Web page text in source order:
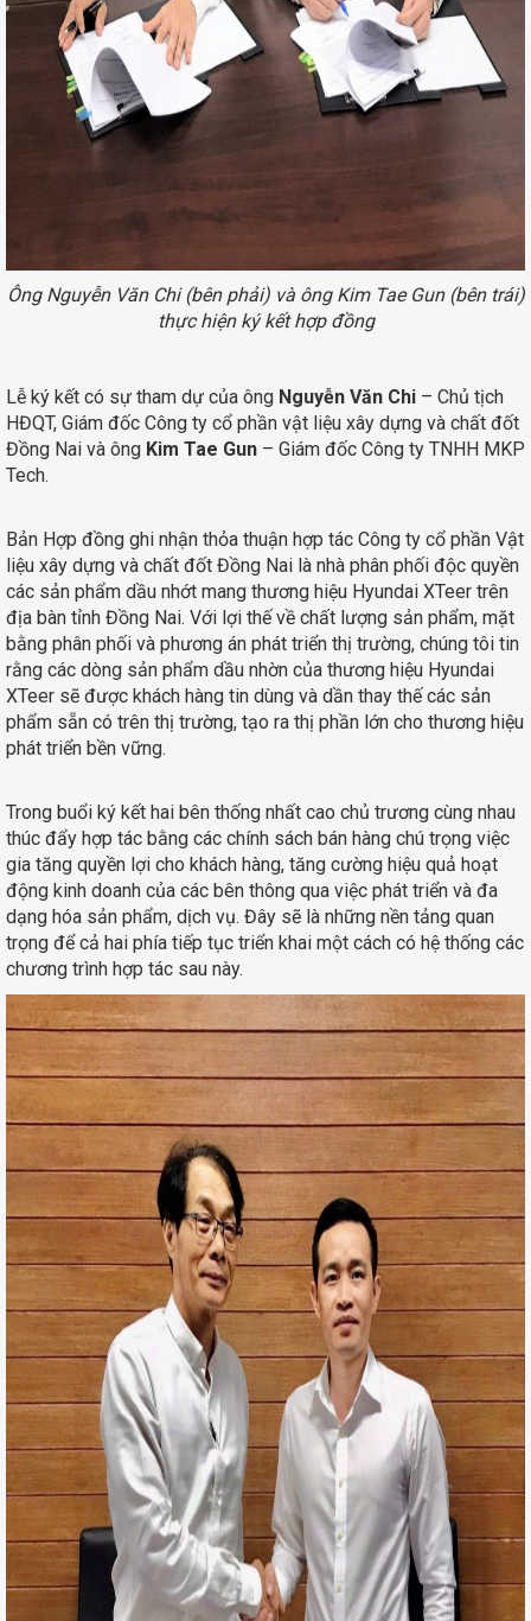
Ông Nguyễn Văn Chi (bên phải) và ông Kim Tae Gun (bên trái)
thực hiện ký kết hợp đồng
Lễ ký kết có sự tham dự của ông Nguyễn Văn Chi – Chủ tịch
HĐQT, Giám đốc Công ty cổ phần vật liệu xây dựng và chất đốt
Đồng Nai và ông Kim Tae Gun – Giám đốc Công ty TNHH MKP
Tech.
Bản Hợp đồng ghi nhận thỏa thuận hợp tác Công ty cổ phần Vật
liệu xây dựng và chất đốt Đồng Nai là nhà phân phối độc quyền
các sản phẩm dầu nhớt mang thương hiệu Hyundai XTeer trên
địa bàn tỉnh Đồng Nai. Với lợi thế về chất lượng sản phẩm, mặt
bằng phân phối và phương án phát triển thị trường, chúng tôi tin
rằng các dòng sản phẩm dầu nhờn của thương hiệu Hyundai
XTeer sẽ được khách hàng tin dùng và dần thay thế các sản
phẩm sẵn có trên thị trường, tạo ra thị phần lớn cho thương hiệu
phát triển bền vững.
Trong buổi ký kết hai bên thống nhất cao chủ trương cùng nhau
thúc đẩy hợp tác bằng các chính sách bán hàng chú trọng việc
gia tăng quyền lợi cho khách hàng, tăng cường hiệu quả hoạt
động kinh doanh của các bên thông qua việc phát triển và đa
dạng hóa sản phẩm, dịch vụ. Đây sẽ là những nền tảng quan
trọng để cả hai phía tiếp tục triển khai một cách có hệ thống các
chương trình hợp tác sau này.